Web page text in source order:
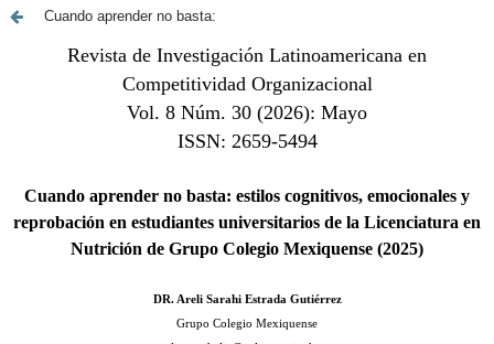
Cuando aprender no basta: